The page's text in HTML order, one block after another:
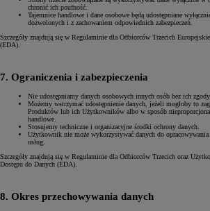
chronić ich poufność.
Tajemnice handlowe i dane osobowe będą udostępniane
dozwolonych i z zachowaniem odpowiednich zabezpieczeń.
Szczegóły znajdują się w Regulaminie dla Odbiorców Trzecich
(EDA).
7. Ograniczenia i zabezpieczenia
Nie udostępniamy danych osobowych innych osób bez ich zgody.
Możemy wstrzymać udostępnienie danych, jeżeli mogłoby to
Produktów lub ich Użytkowników albo w sposób
handlowe.
Stosujemy techniczne i organizacyjne środki ochrony danych.
Użytkownik nie może wykorzystywać danych do
usług.
Szczegóły znajdują się w Regulaminie dla Odbiorców Trzecich oraz
Dostępu do Danych (EDA).
8. Okres przechowywania danych